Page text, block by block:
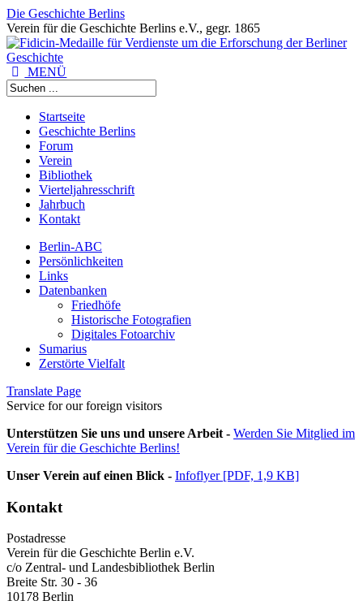
Die Geschichte Berlins
Verein für die Geschichte Berlins e.V., gegr. 1865
MENÜ
Startseite
Geschichte Berlins
Forum
Verein
Bibliothek
Vierteljahresschrift
Jahrbuch
Kontakt
Berlin-ABC
Persönlichkeiten
Links
Datenbanken
Friedhöfe
Historische Fotografien
Digitales Fotoarchiv
Sumarius
Zerstörte Vielfalt
Translate Page
Service for our foreign visitors
Unterstützen Sie uns und unsere Arbeit - Werden Sie Mitglied im
Verein für die Geschichte Berlins!
Unser Verein auf einen Blick - Infoflyer [PDF, 1,9 KB]
Kontakt
Postadresse
Verein für die Geschichte Berlin e.V.
c/o Zentral- und Landesbibliothek Berlin
Breite Str. 30 - 36
10178 Berlin